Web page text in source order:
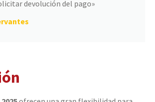
devolución del pago»